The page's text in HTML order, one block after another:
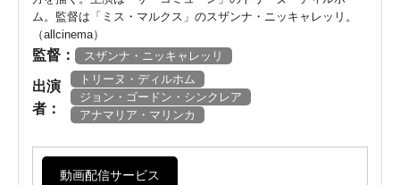
ム。監督は「ミス・マルクス」のスザンナ・ニッキャレッリ。
（allcinema）
監督： スザンナ・ニッキャレッリ
出演
者：
トリーヌ・ディルホム
ジョン・ゴードン・シンクレア
アナマリア・マリンカ
動画配信サービス